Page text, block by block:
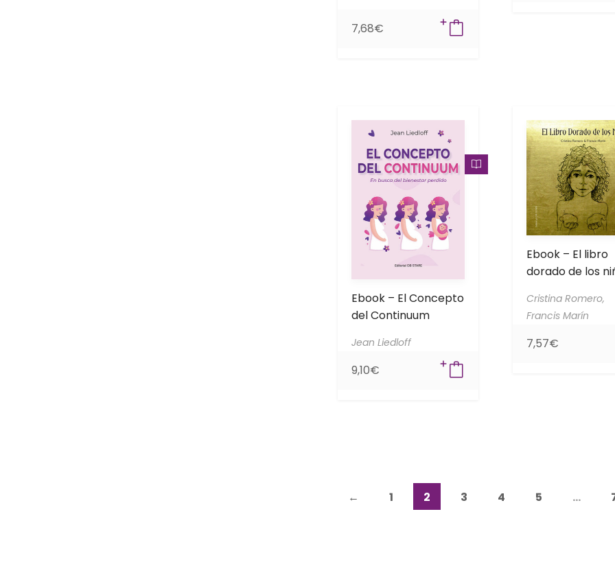
7,68€
Ebook – El Concepto
del Continuum
Jean Liedloff
9,10€
Ebook – El libro
dorado de los
Cristina Romero,
Francis Marín
7,57€
← 1 2 3 4 5 …